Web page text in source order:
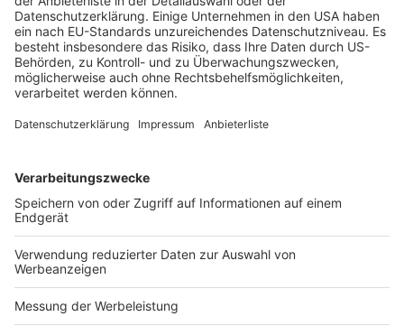
beeinträchtigen.
Nachhaltigkeit als Geschäftsmodell
amerika, ist die Auszeichnung ein klares Signal: «Das
und Zirkularität eine Priorität einräumen und gleichzeitig
hervorragenden Produktschutz, Qualität und Zuverlässigkeit
bieten können. Diese Gewissheit hilft unseren Kunden dabei,
zu erreichen und gleichzeitig das bestmögliche
Produkterlebnis für Verbraucher zu bieten.» Mit der dritten
APR-ausgezeichneten Verpackung im Terra-­Portfolio zeigt